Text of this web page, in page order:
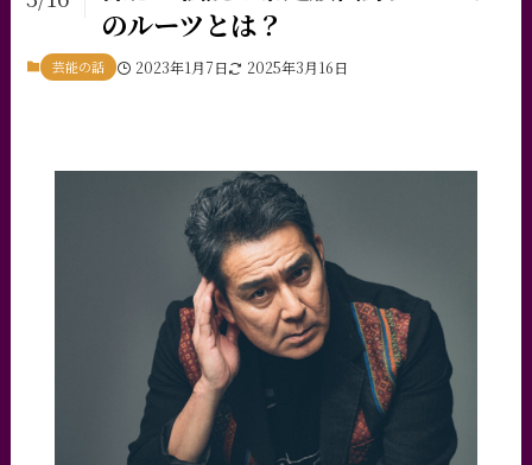
のルーツとは？
芸能の話 2023年1月7日 2025年3月16日